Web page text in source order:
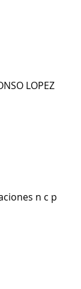
LOPEZ
n c p